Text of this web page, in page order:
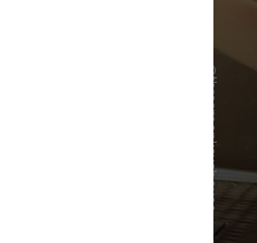
@threemonkeyshouse